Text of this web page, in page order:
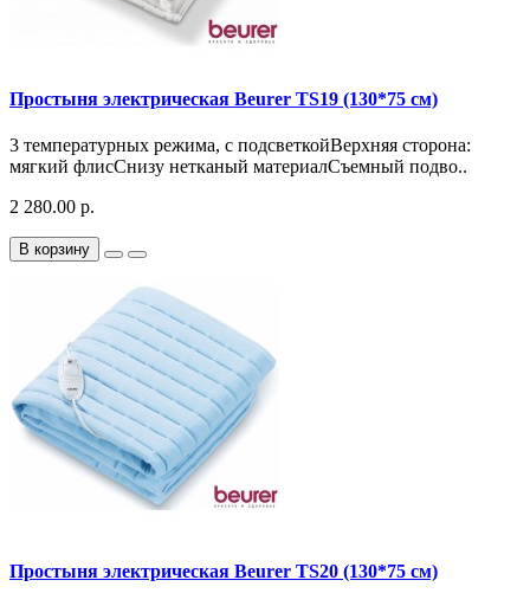
Простыня электрическая Beurer TS19 (130*75 см)
3 температурных режима, с подсветкойВерхняя сторона:
мягкий флисСнизу нетканый материалСъемный подво..
2 280.00 р.
В корзину
Простыня электрическая Beurer TS20 (130*75 см)